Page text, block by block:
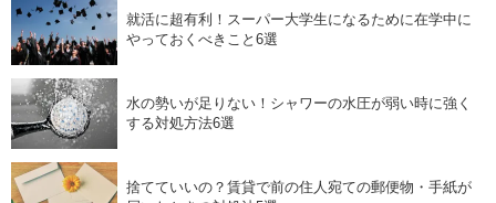
就活に超有利！スーパー大学生になるために在学中に
やっておくべきこと6選
水の勢いが足りない！シャワーの水圧が弱い時に強く
する対処方法6選
捨てていいの？賃貸で前の住人宛ての郵便物・手紙が